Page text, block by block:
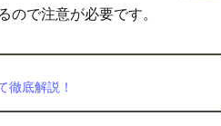
ので注意が必要です。
徹底解説！